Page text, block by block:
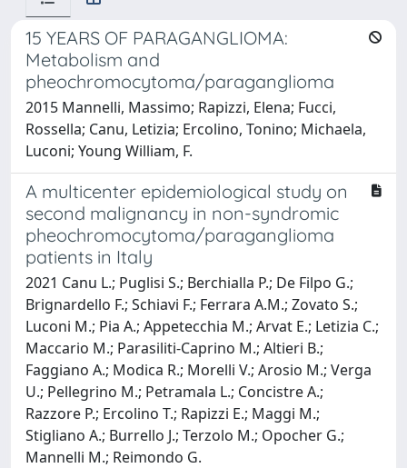
15 YEARS OF PARAGANGLIOMA:
Metabolism and
pheochromocytoma/paraganglioma
2015 Mannelli, Massimo; Rapizzi, Elena; Fucci,
Rossella; Canu, Letizia; Ercolino, Tonino; Michaela,
Luconi; Young William, F.
A multicenter epidemiological study on
second malignancy in non-syndromic
pheochromocytoma/paraganglioma
patients in Italy
2021 Canu L.; Puglisi S.; Berchialla P.; De Filpo G.;
Brignardello F.; Schiavi F.; Ferrara A.M.; Zovato S.;
Luconi M.; Pia A.; Appetecchia M.; Arvat E.; Letizia C.;
Maccario M.; Parasiliti-Caprino M.; Altieri B.;
Faggiano A.; Modica R.; Morelli V.; Arosio M.; Verga
U.; Pellegrino M.; Petramala L.; Concistre A.;
Razzore P.; Ercolino T.; Rapizzi E.; Maggi M.;
Stigliano A.; Burrello J.; Terzolo M.; Opocher G.;
Mannelli M.; Reimondo G.